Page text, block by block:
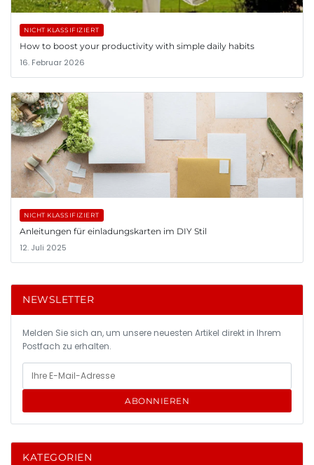
NICHT KLASSIFIZIERT
How to boost your productivity with simple daily habits
16. Februar 2026
NICHT KLASSIFIZIERT
Anleitungen für einladungskarten im DIY Stil
12. Juli 2025
NEWSLETTER
Melden Sie sich an, um unsere neuesten Artikel direkt in Ihrem
Postfach zu erhalten.
ABONNIEREN
KATEGORIEN